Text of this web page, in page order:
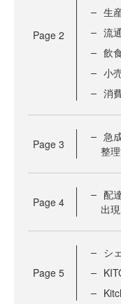
Page 2
生
流
飲
小
消
Page 3
急
整
Page 4
配
出
Page 5
シ